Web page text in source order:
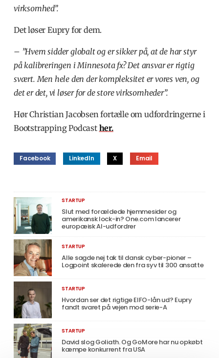
virksomhed”.
Det løser Eupry for dem.
– ”Hvem sidder globalt og er sikker på, at de har styr
på kalibreringen i Minnesota fx? Det ansvar er rigtig
svært. Men hele den der kompleksitet er vores ven, og
det er det, vi løser for de store virksomheder”.
Hør Christian Jacobsen fortælle om udfordringerne i
Bootstrapping Podcast her.
Facebook LinkedIn X Email
STARTUP
Slut med forældede hjemmesider og
amerikansk lock-in? One.com lancerer
europæisk AI-udfordrer
STARTUP
Alle sagde nej tak til dansk cyber-pioner –
Logpoint skalerede den fra syv til 300 ansatte
STARTUP
Hvordan ser det rigtige EIFO-lån ud? Eupry
fandt svaret på vejen mod serie-A
STARTUP
David slog Goliath. Og GoMore har nu opkøbt
kæmpe konkurrent fra USA